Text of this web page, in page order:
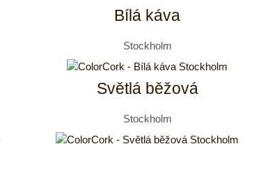
Bílá káva
Stockholm
Světlá běžová
Stockholm